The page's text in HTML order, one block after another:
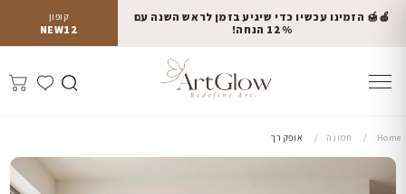
קופון
NEW12
🍎🍯 הזמינו עכשיו כדי שיגיע בזמן לראש השנה עם
12% הנחה!
Home תמונה אופק רך